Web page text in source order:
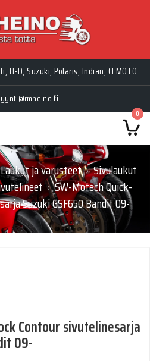
D, Suzuki, Polaris, Indian, CFMOTO
0
Laukut ja varusteet › Sivulaukut
› SW-Motech Quick-
Suzuki GSF650 Bandit 09-
Contour sivutelinesarja
09-